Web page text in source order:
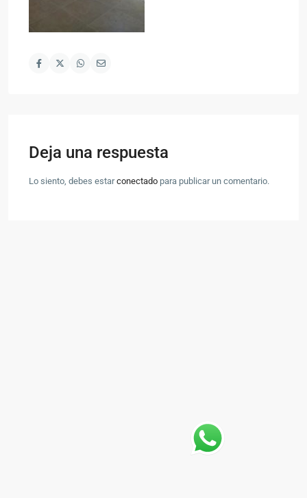
Deja una respuesta
Lo siento, debes estarconectado para publicar un comentario.